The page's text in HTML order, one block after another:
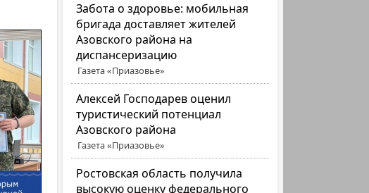
Забота о здоровье: мобильная
бригада доставляет жителей
Азовского района на
диспансеризацию
Газета «Приазовье»
Алексей Господарев оценил
туристический потенциал
Азовского района
Газета «Приазовье»
Ростовская область получила
высокую оценку федерального